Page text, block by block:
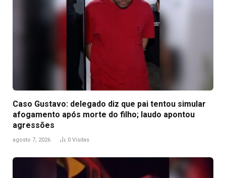
Caso Gustavo: delegado diz que pai tentou simular
afogamento após morte do filho; laudo apontou
agressões
agosto 7, 2026 0 Visitas